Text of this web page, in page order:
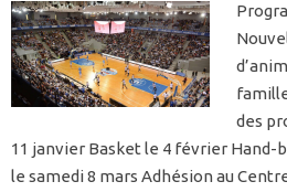
des
11 janvier Basket le 4 février Hand-
le samedi 8 mars Adhésion au